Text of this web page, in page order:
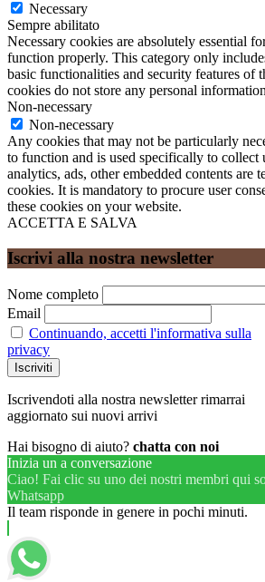
Necessary
Sempre abilitato
Necessary cookies are absolutely essential
function properly. This category only
basic functionalities and security features of
cookies do not store any personal
Non-necessary
Non-necessary
Any cookies that may not be particularly
to function and is used specifically to collect
analytics, ads, other embedded contents are
cookies. It is mandatory to procure user
these cookies on your website.
ACCETTA E SALVA
Iscrivi alla nostra newsletter
Nome completo
Email
Continuando, accetti l'informativa sulla
privacy
Iscrivendoti alla nostra newsletter rimarrai
aggiornato sui nuovi arrivi
Hai bisogno di aiuto? chatta con noi
Inizia un a conversazione
Ciao! Fai clic su uno dei nostri membri qui
Whatsapp
Il team risponde in genere in pochi minuti.